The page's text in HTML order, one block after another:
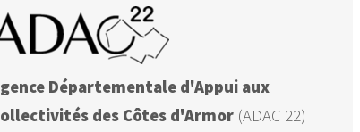
Départementale d'Appui aux
des Côtes d'Armor (ADAC 22)